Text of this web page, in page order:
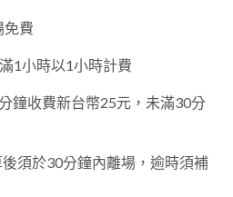
免費
1小時以1小時計費
鐘收費新台幣25元，未滿30分
須於30分鐘內離場，逾時須補